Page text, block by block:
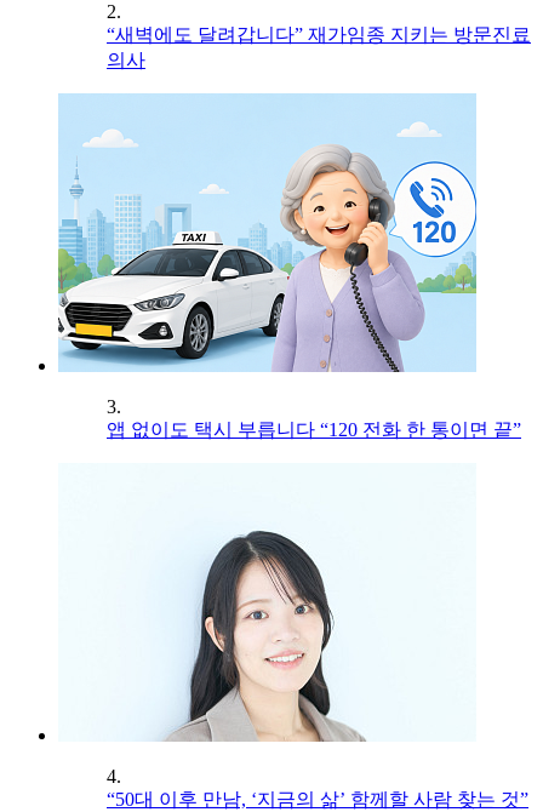
2.
“새벽에도 달려갑니다” 재가임종 지키는 방문진료
의사
3.
앱 없이도 택시 부릅니다 “120 전화 한 통이면 끝”
4.
“50대 이후 만남, ‘지금의 삶’ 함께할 사람 찾는 것”